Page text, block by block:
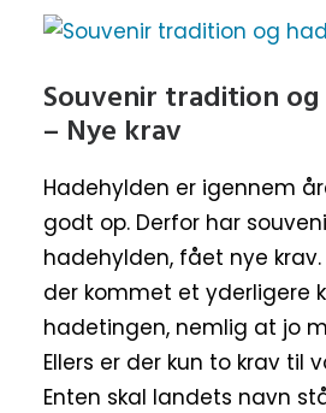
Souvenir tradition
– Nye krav
Hadehylden er igennem
godt op. Derfor har
hadehylden, fået nye
der kommet et yderligere
hadetingen, nemlig at jo
Ellers er der kun to krav til
Enten skal landets navn